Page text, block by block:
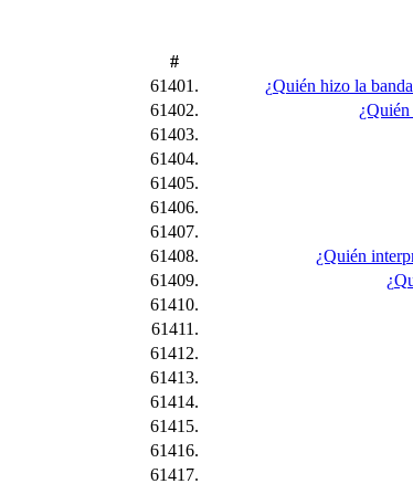
#
61401.
¿Quién hizo la
61402.
61403.
61404.
61405.
61406.
61407.
61408.
¿Quién
61409.
61410.
61411.
61412.
61413.
61414.
61415.
61416.
61417.